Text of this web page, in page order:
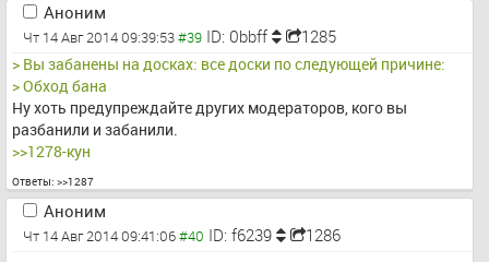
Аноним
Чт 14 Авг 2014 09:39:53 ID: 0bbff 1285
> Вы забанены на досках: все доски по следующей причине:
> Обход бана
Ну хоть предупреждайте других модераторов, кого вы
разбанили и забанили.
>>1278-кун
Ответы: >>1287
Аноним
Чт 14 Авг 2014 09:41:06 ID: f6239 1286